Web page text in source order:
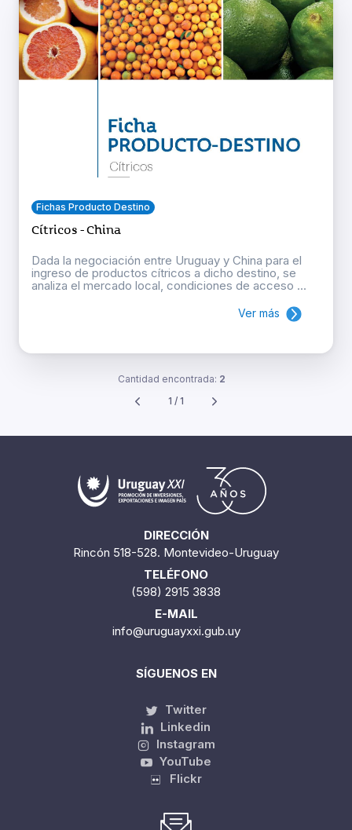
Fichas Producto Destino
Cítricos - China
Dada la negociación entre Uruguay y China para el
ingreso de productos cítricos a dicho destino, se
analiza el mercado local, condiciones de acceso ...
Ver más
Cantidad encontrada: 2
1 / 1
DIRECCIÓN
Rincón 518-528. Montevideo-Uruguay
TELÉFONO
(598) 2915 3838
E-MAIL
info@uruguayxxi.gub.uy
SÍGUENOS EN
Twitter
Linkedin
Instagram
YouTube
Flickr